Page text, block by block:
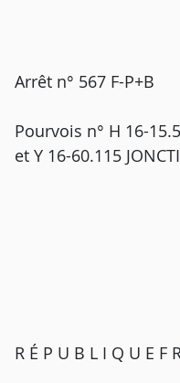
Arrêt n° 567 F-P+B
Pourvois n° H 16-
et Y 16-60.115
R É P U B L I Q U E F